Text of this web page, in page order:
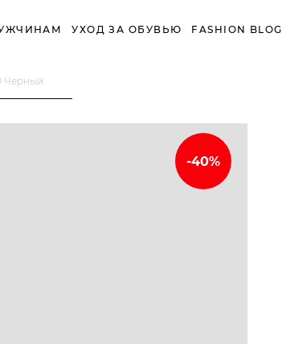
УХОД ЗА ОБУВЬЮ FASHION BLOG
Черный